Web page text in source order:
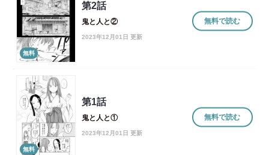
無料
第2話
鬼と人と②
2023年12月01日 更新
無料で読む
無料
第1話
鬼と人と①
2023年12月01日 更新
無料で読む